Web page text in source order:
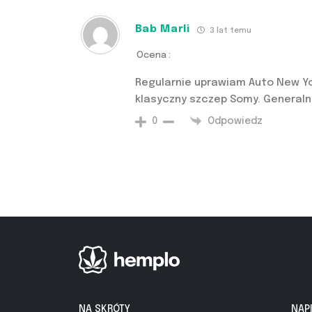
Bab Marli 3 lat temu
Ocena :
Regularnie uprawiam Auto New
klasyczny szczep Somy.
0 Odpowiedz
NA SKRÓTY